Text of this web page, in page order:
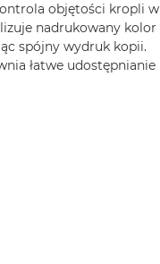
objętości kropli w
nadrukowany kolor
spójny wydruk kopii.
łatwe udostępnianie